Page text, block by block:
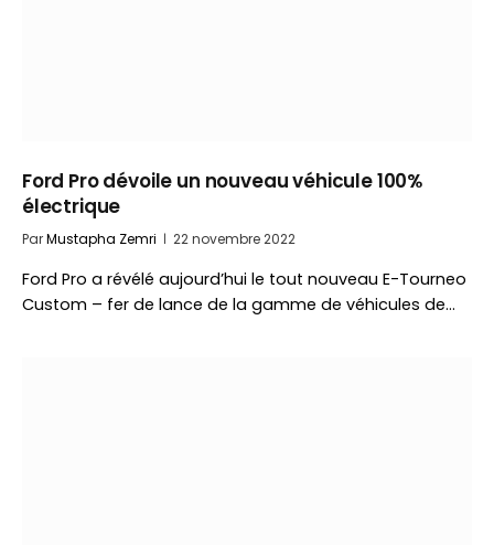
Ford Pro dévoile un nouveau véhicule 100%
électrique
ParMustapha Zemri 22 novembre 2022
Ford Pro a révélé aujourd’hui le tout nouveau E-Tourneo
Custom – fer de lance de la gamme de véhicules de…